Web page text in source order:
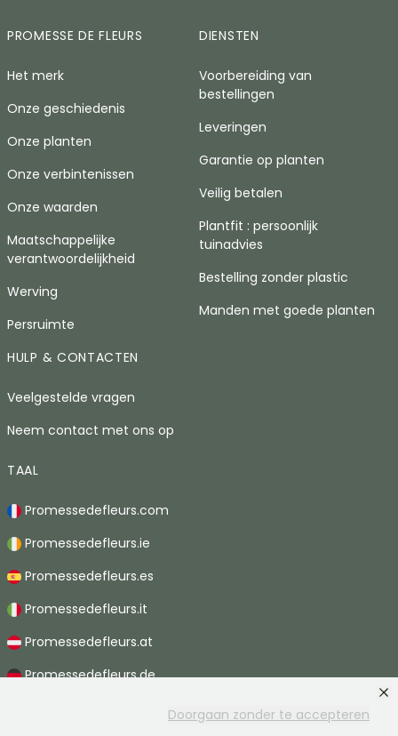
Doorgaan zonder te accepteren
PROMESSE DE FLEURS
Het merk
Onze geschiedenis
Onze planten
Onze verbintenissen
Onze waarden
Maatschappelijke
verantwoordelijkheid
Werving
Persruimte
DIENSTEN
Voorbereiding van
bestellingen
Leveringen
Garantie op planten
Veilig betalen
Plantfit : persoonlijk
tuinadvies
Bestelling zonder plastic
Manden met goede planten
HULP & CONTACTEN
Veelgestelde vragen
Neem contact met ons op
TAAL
Promessedefleurs.com
Promessedefleurs.ie
Promessedefleurs.es
Promessedefleurs.it
Promessedefleurs.at
Promessedefleurs.de